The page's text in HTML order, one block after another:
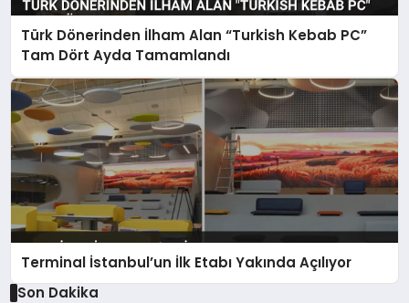
Türk Dönerinden İlham Alan “Turkish Kebab PC”
Tam Dört Ayda Tamamlandı
Terminal İstanbul’un İlk Etabı Yakında Açılıyor
Son Dakika